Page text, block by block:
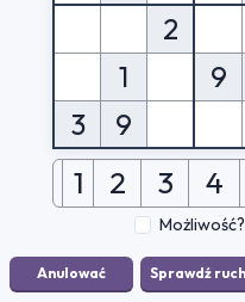
2
1
9
3
9
1 2 3 4
Możliwość?